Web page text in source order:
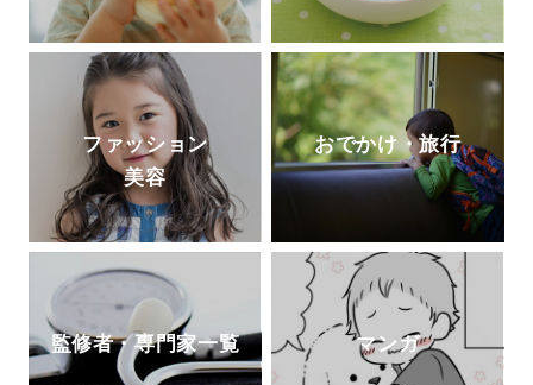
ファッション
美容
おでかけ・旅行
監修者・専門家一覧 マンガ